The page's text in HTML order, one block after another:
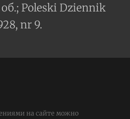
об.; Poleski Dziennik
nr 9.
на сайте можно